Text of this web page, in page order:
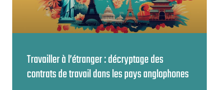
Travailler à l’étranger : décryptage des
contrats de travail dans les pays anglophones